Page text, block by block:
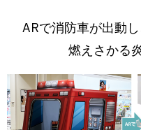
ARで消防車が出動
燃えさかる